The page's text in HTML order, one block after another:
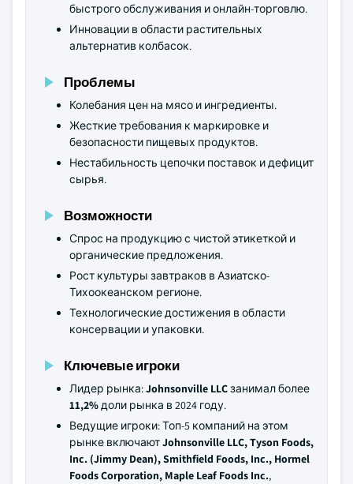
быстрого обслуживания и онлайн-торговлю.
Инновации в области растительных
альтернатив колбасок.
Проблемы
Колебания цен на мясо и ингредиенты.
Жесткие требования к маркировке и
безопасности пищевых продуктов.
Нестабильность цепочки поставок и дефицит
сырья.
Возможности
Спрос на продукцию с чистой этикеткой и
органические предложения.
Рост культуры завтраков в Азиатско-
Тихоокеанском регионе.
Технологические достижения в области
консервации и упаковки.
Ключевые игроки
Лидер рынка:Johnsonville LLCзанимал более
11,2%доли рынка в 2024 году.
Ведущие игроки: Топ-5 компаний на этом
рынке включаютJohnsonville LLC, Tyson Foods,
Inc. (Jimmy Dean), Smithfield Foods, Inc., Hormel
Foods Corporation, Maple Leaf Foods Inc.,